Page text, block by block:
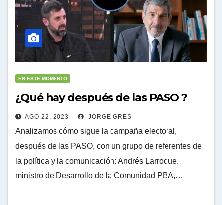
EN ESTE MOMENTO
¿Qué hay después de las PASO ?
AGO 22, 2023 JORGE GRES
Analizamos cómo sigue la campaña electoral,
después de las PASO, con un grupo de referentes de
la política y la comunicación: Andrés Larroque,
ministro de Desarrollo de la Comunidad PBA,…